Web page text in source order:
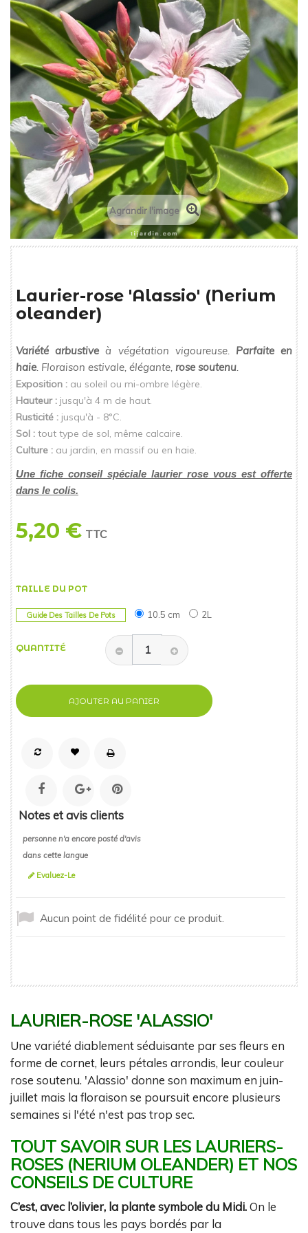
Agrandir l'image
Laurier-rose 'Alassio' (Nerium
oleander)
Variété arbustive à végétation vigoureuse. Parfaite en
haie. Floraison estivale, élégante, rose soutenu.
Exposition : au soleil ou mi-ombre légère.
Hauteur : jusqu'à 4 m de haut.
Rusticité : jusqu'à - 8°C.
Sol : tout type de sol, même calcaire.
Culture : au jardin, en massif ou en haie.
Une fiche conseil spéciale laurier rose vous est offerte
dans le colis.
5,20 € TTC
TAILLE DU POT
Guide Des Tailles De Pots 10.5 cm 2L
QUANTITÉ
AJOUTER AU PANIER
Notes et avis clients
personne n'a encore posté d'avis
dans cette langue
Evaluez-Le
Aucun point de fidélité pour ce produit.
LAURIER-ROSE 'ALASSIO'
Une variété diablement séduisante par ses fleurs en
forme de cornet, leurs pétales arrondis, leur couleur
rose soutenu. 'Alassio' donne son maximum en juin-
juillet mais la floraison se poursuit encore plusieurs
semaines si l'été n'est pas trop sec.
TOUT SAVOIR SUR LES LAURIERS-
ROSES (NERIUM OLEANDER) ET NOS
CONSEILS DE CULTURE
C’est, avec l’olivier, la plante symbole du Midi.On le
trouve dans tous les pays bordés par la